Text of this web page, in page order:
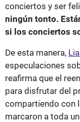
conciertos y ser
ningún tonto.
si los conciertos
De esta manera,
especulaciones
reafirma que el
para disfrutar del
compartiendo con
marcaron a toda